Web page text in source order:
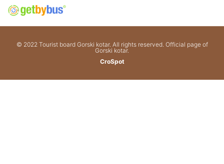
© 2022 Tourist board Gorski kotar. All rights reserved. Official page of
Gorski kotar.
CroSpot